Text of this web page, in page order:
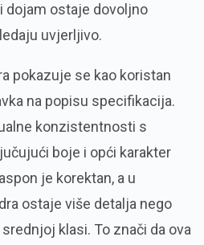
dojam ostaje dovoljno
uvjerljivo.
pokazuje se kao koristan
na popisu specifikacija.
konzistentnosti s
boje i opći karakter
je korektan, a u
ostaje više detalja nego
klasi. To znači da ova